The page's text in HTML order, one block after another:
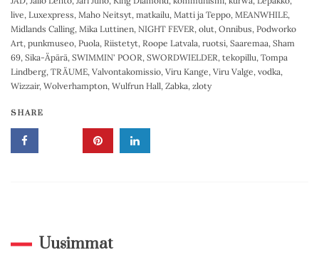
live, Luxexpress, Maho Neitsyt, matkailu, Matti ja Teppo, MEANWHILE,
Midlands Calling, Mika Luttinen, NIGHT FEVER, olut, Onnibus, Podworko
Art, punkmuseo, Puola, Riistetyt, Roope Latvala, ruotsi, Saaremaa, Sham
69, Sika-Äpärä, SWIMMIN' POOR, SWORDWIELDER, tekopillu, Tompa
Lindberg, TRÄUME, Valvontakomissio, Viru Kange, Viru Valge, vodka,
Wizzair, Wolverhampton, Wulfrun Hall, Zabka, zloty
SHARE
Uusimmat